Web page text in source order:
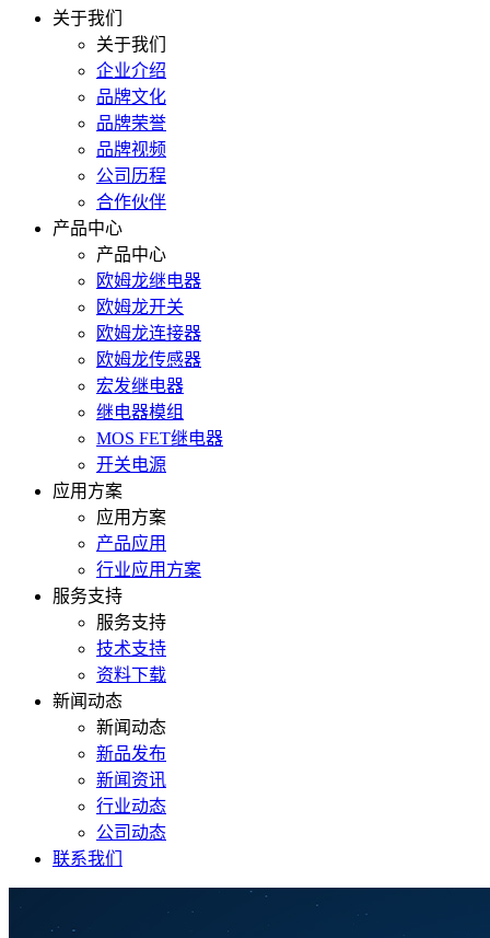
关于我们
关于我们
企业介绍
品牌文化
品牌荣誉
品牌视频
公司历程
合作伙伴
产品中心
产品中心
欧姆龙继电器
欧姆龙开关
欧姆龙连接器
欧姆龙传感器
宏发继电器
继电器模组
MOS FET继电器
开关电源
应用方案
应用方案
产品应用
行业应用方案
服务支持
服务支持
技术支持
资料下载
新闻动态
新闻动态
新品发布
新闻资讯
行业动态
公司动态
联系我们